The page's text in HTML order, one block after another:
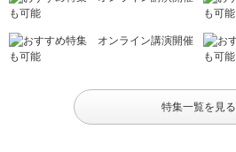
特集一覧を見る